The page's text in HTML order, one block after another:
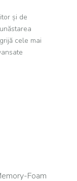
și de
cele mai
Foam